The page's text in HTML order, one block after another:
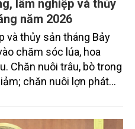
lâm nghiệp và thủy
năm 2026
và thủy sản tháng Bảy
chăm sóc lúa, hoa
chăn nuôi lợn phát
cầm duy trì đà tăng